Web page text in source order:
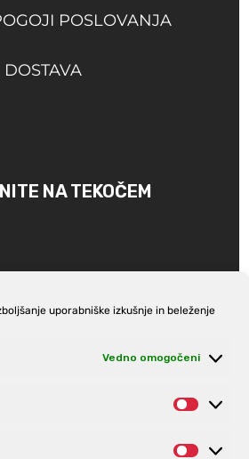
uporabniške izkušnje in beleženje
Vedno omogočeni
POSLOVANJA
DOSTAVA
NA TEKOČEM